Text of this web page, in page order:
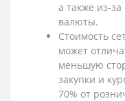
а также из-
валюты.
Стоимость
может
меньшую
закупки и
70% от